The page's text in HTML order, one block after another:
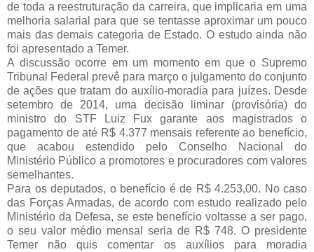
de toda a reestruturação da carreira, que implicaria em uma
melhoria salarial para que se tentasse aproximar um pouco
mais das demais categoria de Estado. O estudo ainda não
foi apresentado a Temer.
A discussão ocorre em um momento em que o Supremo
Tribunal Federal prevê para março o julgamento do conjunto
de ações que tratam do auxílio-moradia para juízes. Desde
setembro de 2014, uma decisão liminar (provisória) do
ministro do STF Luiz Fux garante aos magistrados o
pagamento de até R$ 4.377 mensais referente ao benefício,
que acabou estendido pelo Conselho Nacional do
Ministério Público a promotores e procuradores com valores
semelhantes.
Para os deputados, o benefício é de R$ 4.253,00. No caso
das Forças Armadas, de acordo com estudo realizado pelo
Ministério da Defesa, se este benefício voltasse a ser pago,
o seu valor médio mensal seria de R$ 748. O presidente
Temer não quis comentar os auxílios para moradia